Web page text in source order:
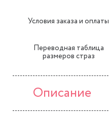
Условия заказа и оплаты
Переводная таблица
размеров страз
Описание